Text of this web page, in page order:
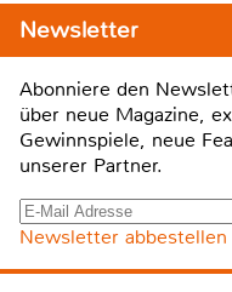
Newsletter
Abonniere den
über neue Magazine,
Gewinnspiele, neue
unserer Partner.
Newsletter abbestellen